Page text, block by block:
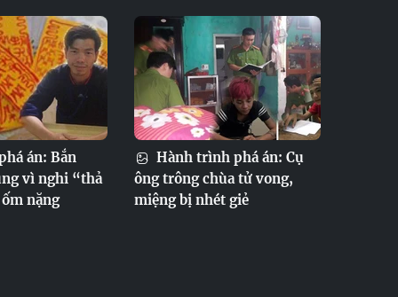
án: Bắn
vì nghi “thả
nặng
Hành trình phá án: Cụ
ông trông chùa tử vong,
miệng bị nhét giẻ